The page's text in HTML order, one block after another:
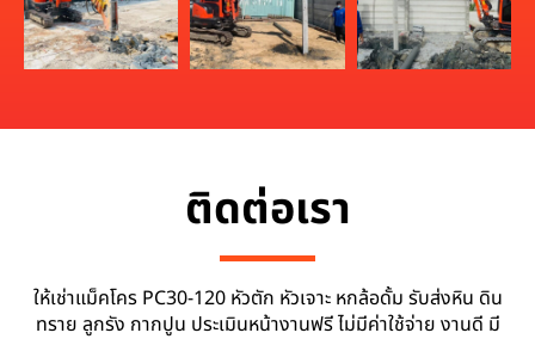
ติดต่อเรา
ให้เช่าแม็คโคร PC30-120 หัวตัก หัวเจาะ หกล้อดั้ม รับส่งหิน ดิน
ทราย ลูกรัง กากปูน ประเมินหน้างานฟรี ไม่มีค่าใช้จ่าย งานดี มี